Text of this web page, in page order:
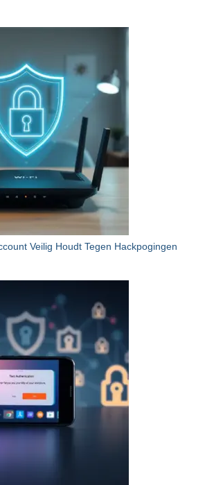
Veilig Houdt Tegen Hackpogingen